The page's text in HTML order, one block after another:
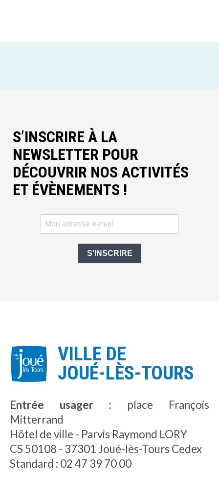
S’INSCRIRE À LA
NEWSLETTER POUR
DÉCOUVRIR NOS ACTIVITÉS
ET ÉVÈNEMENTS !
S'INSCRIRE
VILLE DE
JOUÉ-LÈS-TOURS
Entrée usager : place François
Mitterrand
Hôtel de ville - Parvis Raymond LORY
CS 50108 - 37301 Joué-lès-Tours Cedex
Standard : 02 47 39 70 00